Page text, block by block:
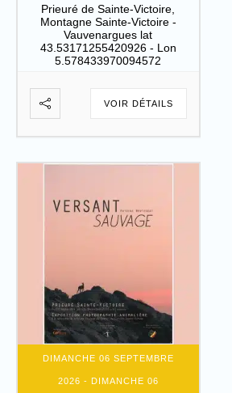
Prieuré de Sainte-Victoire,
Montagne Sainte-Victoire -
Vauvenargues lat
43.53171255420926 - Lon
5.578433970094572
VOIR DÉTAILS
DIMANCHE 06 SEPTEMBRE
2026 - DIMANCHE 06